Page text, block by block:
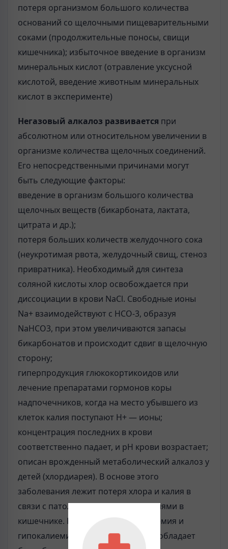
потеря организмом большого количества
оснований со щелочными пищеварительными
соками (продолжительные поносы, свищи
кишечника); избыточное введение в организм
минеральных кислот (отравление уксусной
кислотой, введение животным минеральных
кислот в эксперименте)
Негазовый алкалоз развивается при
абсолютном или относительном увеличении в
организме количества щелочных соединений.
Его непосредственными причинами могут
быть следующие факторы:
введение в организм большого количества
щелочных веществ (бикарбоната, лактата,
цитрата и др.);
потеря больших количеств желудочного сока
(неукротимая рвота, желудочный свищ, стеноз
привратника). Необходимый для синтеза
соляной кислоты хлор освобождается при
диссоциации в крови NaCl. Свободные ионы
Na+ взаимодействуют с НСО-3, образуя
NaHCO3, при этом увеличиваются запасы
бикарбонатов и происходит сдвиг в щелочную
сторону;
гиперпродукция глюкокортикоидов или
лечение препаратами гормонов коры
надпочечников, когда на место убывшего из
клеток калия поступают Н+ — ионы;
концентрация последних в крови
соответственно падает, и pH крови возрастает;
описан врожденный метаболический алкалоз у
детей (хлордиарея). В основе этого
заболевания лежит потеря хлора и калия в
связи с патологическими изменениями в
кишечнике. Развивается гипохлоремия и
гипокалиемия. В плазме крови преобладает